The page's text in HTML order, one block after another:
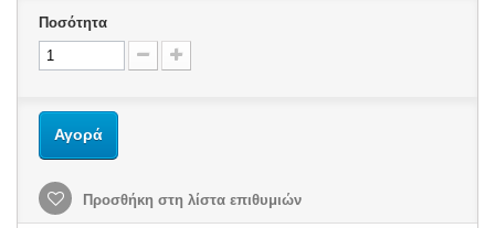
Ποσότητα
Αγορά
Προσθήκη στη λίστα επιθυμιών